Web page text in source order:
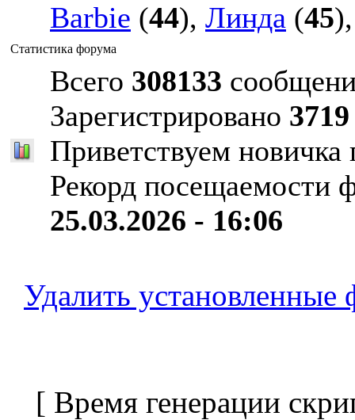
Barbie (44), Линда (45
Статистика форума
Всего 308133
Зарегистрировано 3719
Приветствуем
Рекорд посещаемости
25.03.2026 - 16:06
Удалить
[ Время генерации